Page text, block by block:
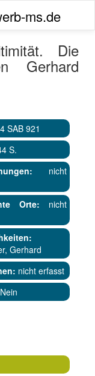
ms.de
Die
Gerhard
4 SAB 921
S.
nicht
Orte: nicht
Gerhard
nicht erfasst
Nein